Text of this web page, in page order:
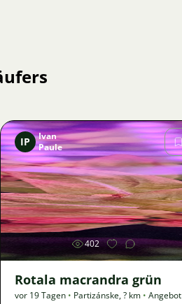
Bild
IP
Ivan
Paule
402
Rotala macrandra grün
vor 19 Tagen • Partizánske,? km • Angebot